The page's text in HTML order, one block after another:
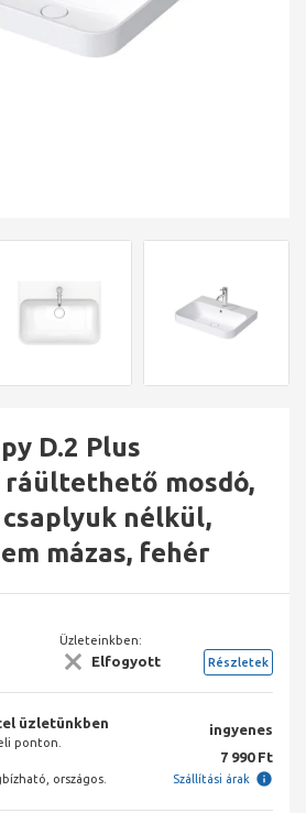
D.2 Plus
ráültethető mosdó,
nélkül,
mázas, fehér
Üzleteinkben:
Elfogyott Részletek
üzletünkben
ponton.
ingyenes
országos.
7 990 Ft
Szállítási árak